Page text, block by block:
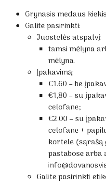
Grynasis medaus
Galite pasirinkti:
Juostelės atspalvį:
tamsi mėlyna
mėlyna.
Įpakavimą:
€1.60– be
€1,80 – su
celofane;
€2.00 –su
celofane +
kortele (sąrašą
pastabose arba
Galite pasirinkti